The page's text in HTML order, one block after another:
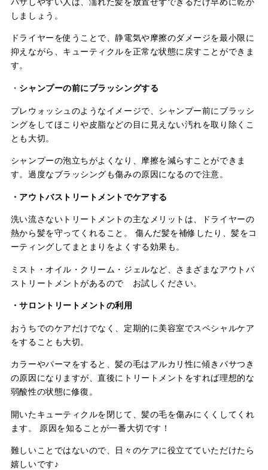
パサしやすい人は、濡れた髪を放置せずできるだけ早めに乾か
しましょう。
ドライヤーを使うことで、静電気や摩擦のダメージを最小限に
抑えながら、キューティクルを正常な状態に戻すことができま
す。
・ シャンプーの前にブラッシングする
プレウォッシュのようなイメージで、シャンプー前にブラッシ
ングをしてほこりや皮脂などの目に見えない汚れを取り除くこ
とも大切。
シャンプーの泡立ちがよくなり、摩擦を減らすことができま
す。過度なブラッシングも傷みの原因になるので注意。
・アウトバストリートメントでケアする
洗い流さないトリートメントの主なメリットは、ドライヤーの
熱から髪を守ってくれること。 傷んだ髪を補修したり、髪をコ
ーティングしてまとまりをよくする効果も。
ミスト・オイル・クリーム・ジェルなど、さまざまなアウトバ
ストリートメントがあるので お試しください。
・サロントリートメントの利用
おうちでのケアだけでなく、定期的に美容室でスペシャルケア
をすることも大切。
カラーやパーマをすると、髪の毛はアルカリ性に傾きパサつき
の原因になりますが、直後にトリートメントをすれば理想的な
弱酸性の状態に修復。
開いたキューティクルを閉じて、髪の毛を傷みにくくしてくれ
ます。 原因を知ることが一番大切です！
難しいことではないので、日々のケアに役立てていただけたら
嬉しいです♪